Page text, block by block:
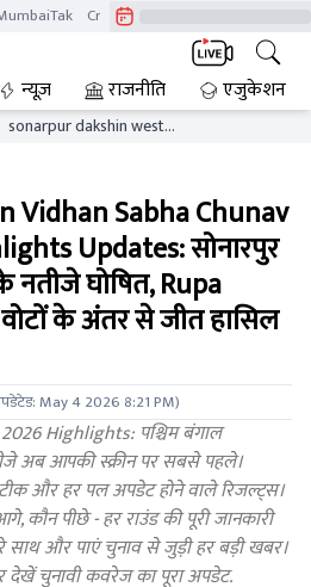
CrimeTak
न्यूज़ राजनीति एजुकेशन
sonarpur dakshin west
wbaelb
Vidhan Sabha Chunav
Updates: सोनारपुर
के नतीजे घोषित, Rupa
के अंतर से जीत हासिल
May 4 2026 8:21 PM)
Highlights: पश्चिम बंगाल
अब आपकी स्क्रीन पर सबसे पहले।
और हर पल अपडेट होने वाले रिजल्ट्स।
कौन पीछे - हर राउंड की पूरी जानकारी
साथ और पाएं चुनाव से जुड़ी हर बड़ी खबर।
देखें चुनावी कवरेज का पूरा अपडेट.